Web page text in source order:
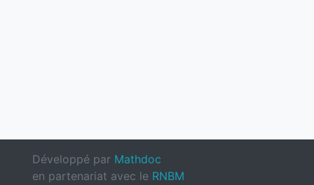
Développé par Mathdoc
en partenariat avec le RNBM